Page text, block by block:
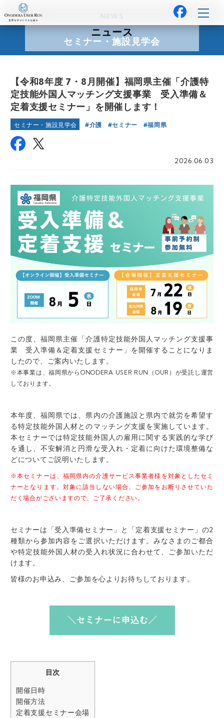
ニュース
セミナー・施設見学会
【令和8年度 7・8月開催】福岡県主催「介護特
定技能外国人マッチング支援事業 受入準備＆
定着支援セミナー」を開催します！
セミナー・施設見学会 介護 セミナー 福岡県
2026.06.03
この度、福岡県主催「介護特定技能外国人マッチング支援事
業 受入準備＆定着支援セミナー」を開催することになりま
したので、ご案内いたします。
※本事業は、福岡県からONODERA USER RUN（OUR）が受託し運営
しております。
本年度、福岡県では、県内の介護施設と県内で就労を希望す
る特定技能外国人材とのマッチング支援を実施しています。
本セミナーでは特定技能外国人の雇用に関する実践的な学び
を通し、不安解消と円滑な受入れ・定着に向けた環境整備な
どについてご説明いたします。
※本セミナーは、福岡県内の介護サービス事業者様を対象としたセミ
ナーとなります。対象に該当しない場合、ご参加をお断りさせていた
だく場合がございますので、ご了承ください。
セミナーは「受入準備セミナー」と「定着支援セミナー」の2
種類から参加内容をご選択いただけます。みなさまのご都合
や特定技能外国人材の受入れ状況に合わせて、ご参加いただ
けます。
皆様のお申込み、ご参加を心よりお待ちしております。
目次
開催日時
開催方法
定着支援セミナー会場